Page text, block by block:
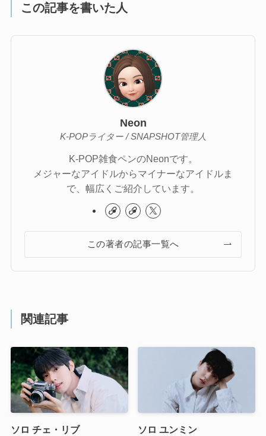
この記事を書いた人
Neon
K-POPライター / SNAPSHOT管理人
K-POP雑食ペンのNeonです。
メジャーなアイドルからマイナーなアイドルま
で、幅広くご紹介しています。
この著者の記事一覧へ
関連記事
ソロ チェ・リブ ソロ ユンミン